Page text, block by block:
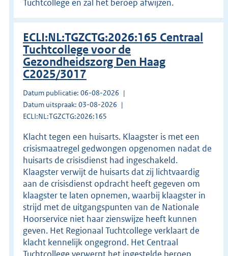
Tuchtcollege en zal het beroep afwijzen.
ECLI:NL:TGZCTG:2026:165 Centraal
Tuchtcollege voor de
Gezondheidszorg Den Haag
C2025/3017
Datum publicatie: 06-08-2026
Datum uitspraak: 03-08-2026
ECLI:NL:TGZCTG:2026:165
Klacht tegen een huisarts. Klaagster is met een
crisismaatregel gedwongen opgenomen nadat de
huisarts de crisisdienst had ingeschakeld.
Klaagster verwijt de huisarts dat zij lichtvaardig
aan de crisisdienst opdracht heeft gegeven om
klaagster te laten opnemen, waarbij klaagster in
strijd met de uitgangspunten van de Nationale
Hoorservice niet haar zienswijze heeft kunnen
geven. Het Regionaal Tuchtcollege verklaart de
klacht kennelijk ongegrond. Het Centraal
Tuchtcollege verwerpt het ingestelde beroep.